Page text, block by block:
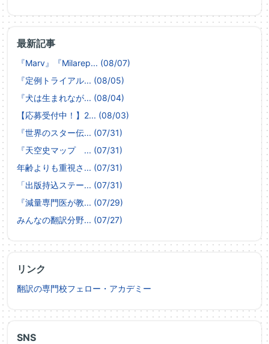
SNS
最新記事
『Marv』『Milarep... (08/07)
『定例トライアル... (08/05)
『犬は生まれなが... (08/04)
【応募受付中！】2... (08/03)
『世界のスター伝... (07/31)
『天空史マップ ... (07/31)
年齢よりも重視さ... (07/31)
「出版持込ステー... (07/31)
『減量専門医が教... (07/29)
みんなの翻訳分野... (07/27)
リンク
翻訳の専門校フェロー・アカデミー